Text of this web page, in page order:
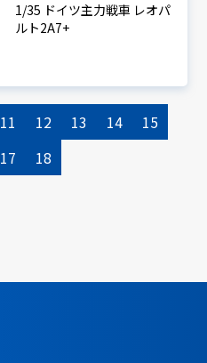
1/35 ドイツ主力戦車 レオパ
ルト2A7+
11 12 13 14
15
17 18